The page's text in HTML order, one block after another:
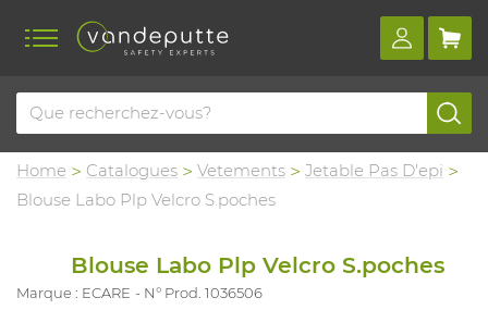
Home Catalogues Vetements
Jetable Pas D'epi
Blouse Labo Plp Velcro S.poches
Blouse Labo Plp Velcro S.poches
Marque : ECARE N° Prod. 1036506